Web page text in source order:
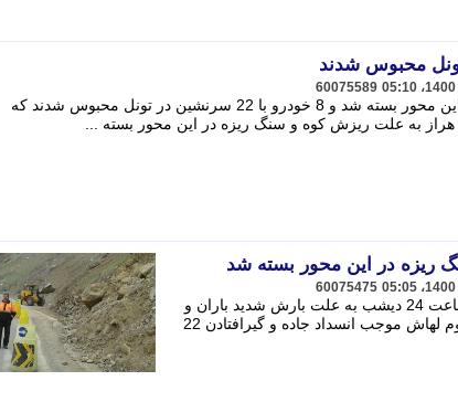
60075589
جاده هراز به علت ریزش کوه و سنگ ریزه در این محور بسته شد و 8 خودرو با 22 سرنشین در تونل محبوس شدند که
به علت ریزش کوه و سنگ ریزه در این محور بسته ...
ریزه در این محور بسته شد
60075475
سرهنگ منتظری رییس پلیس راه آمل گفت: ساعت 24 دیشب به علت بارش شدید باران و
ریزش کوه در جاده هراز محدوده تونل اول و دوم لهاش موجب انسداد جاده و گیرافتادن 22